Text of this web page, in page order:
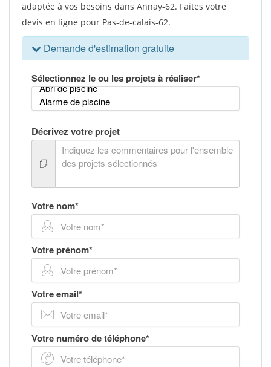
adaptée à vos besoins dans Annay-62. Faites votre
devis en ligne pour Pas-de-calais-62.